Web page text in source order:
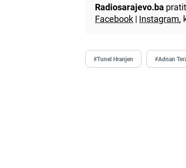
Radiosarajevo.ba
Facebook | Instagram,
#Tunel Hranjen #Adnan